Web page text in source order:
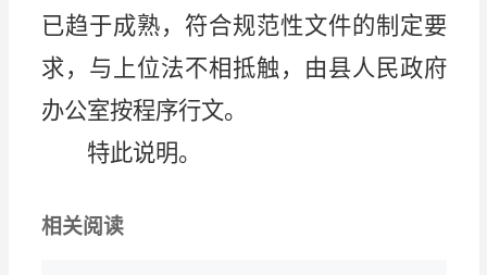
已趋于成熟，符合规范性文件的制定要
求，与上位法不相抵触，由县人民政府
办公室按程序行文。
特此说明。
相关阅读